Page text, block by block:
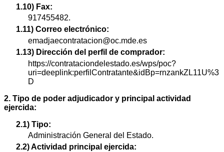
1.10) Fax:
917455482.
1.11) Correo electrónico:
emadjaecontratacion@oc.mde.es
1.13) Dirección del perfil de comprador:
https://contrataciondelestado.es/wps/poc?
uri=deeplink:perfilContratante&idBp=rnzankZL11U%3
D
2. Tipo de poder adjudicador y principal actividad
ejercida:
2.1) Tipo:
Administración General del Estado.
2.2) Actividad principal ejercida: